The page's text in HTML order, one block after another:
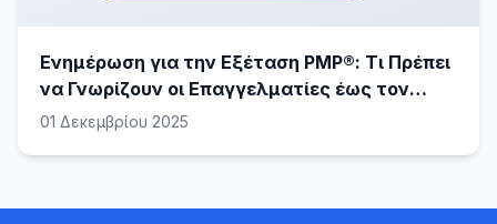
Ενημέρωση για την Εξέταση PMP®: Τι Πρέπει
να Γνωρίζουν οι Επαγγελματίες έως τον
Ιούλιο του 2026
01 Δεκεμβρίου 2025